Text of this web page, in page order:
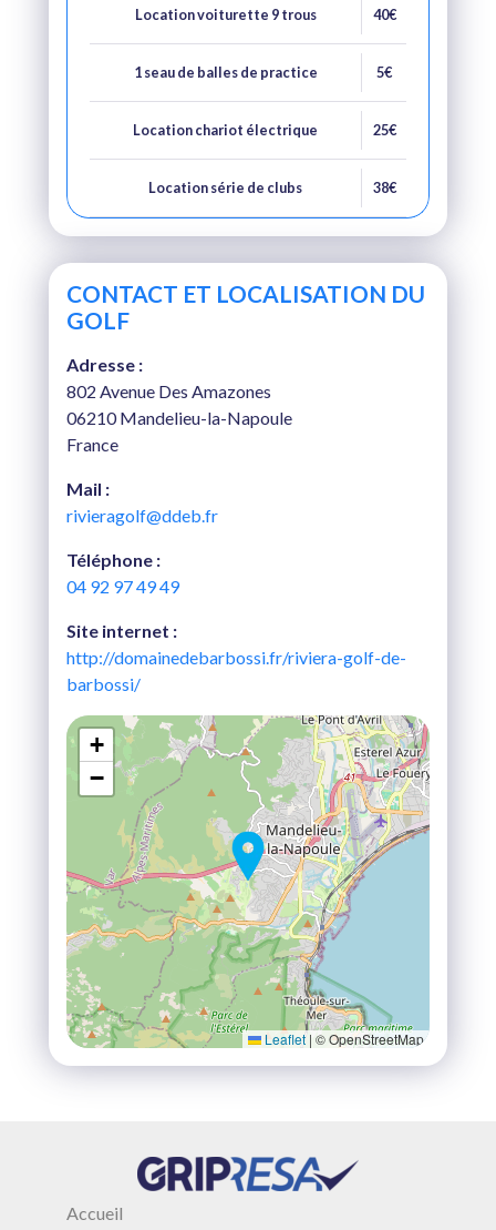
Location voiturette 9 trous 40€
1 seau de balles de practice 5€
Location chariot électrique 25€
Location série de clubs 38€
CONTACT ET LOCALISATION DU
GOLF
Adresse :
802 Avenue Des Amazones
06210 Mandelieu-la-Napoule
France
Mail :
rivieragolf@ddeb.fr
Téléphone :
04 92 97 49 49
Site internet :
http://domainedebarbossi.fr/riviera-golf-de-
barbossi/
+
−
Leaflet | © OpenStreetMap
Accueil